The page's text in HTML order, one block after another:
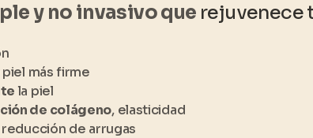
y no invasivo que rejuvenece
más firme
la piel
de colágeno, elasticidad
de arrugas